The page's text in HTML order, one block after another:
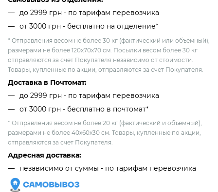
до 2999 грн - по тарифам перевозчика
от 3000 грн - бесплатно на отделение*
* Отправления весом не более 30 кг (фактический или объемный),
размерами не более 120х70х70 см. Посылки весом более 30 кг
отправляются за счет Покупателя независимо от стоимости.
Товары, купленные по акции, отправляются за счет Покупателя.
Доставка в Почтомат:
до 2999 грн - по тарифам перевозчика
от 3000 грн - бесплатно в почтомат*
* Отправления весом не более 20 кг (фактический и объемный),
размерами не более 40х60х30 см. Товары, купленные по акции,
отправляются за счет Покупателя.
Адресная доставка:
независимо от cуммы - по тарифам перевозчика